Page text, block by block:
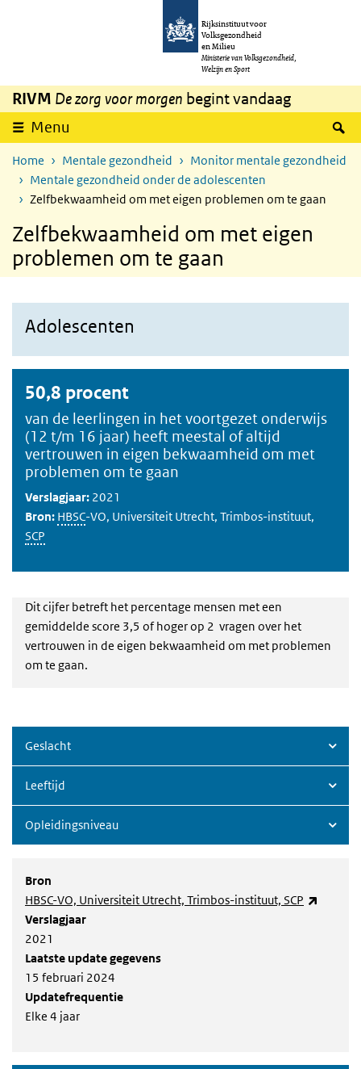
Overslaan en naar de inhoud gaan
Rijksinstituut voor
Volksgezondheid
en Milieu
Ministerie van Volksgezondheid,
Welzijn en Sport
RIVM De zorg voor morgen begint vandaag
Menu
Home Mentale gezondheid
Monitor mentale gezondheid
Mentale gezondheid onder de adolescenten
Zelfbekwaamheid om met eigen problemen om te gaan
Zelfbekwaamheid om met eigen
problemen om te gaan
Adolescenten
50,8 procent
van de leerlingen in het voortgezet onderwijs
(12 t/m 16 jaar) heeft meestal of altijd
vertrouwen in eigen bekwaamheid om met
problemen om te gaan
Verslagjaar: 2021
Bron: HBSC-VO, Universiteit Utrecht, Trimbos-instituut,
SCP
Dit cijfer betreft het percentage mensen met een
gemiddelde score 3,5 of hoger op 2 vragen over het
vertrouwen in de eigen bekwaamheid om met problemen
om te gaan.
Geslacht
Leeftijd
Opleidingsniveau
Bron
HBSC-VO, Universiteit Utrecht, Trimbos-instituut, SCP
Verslagjaar
2021
Laatste update gegevens
15 februari 2024
Updatefrequentie
Elke 4 jaar